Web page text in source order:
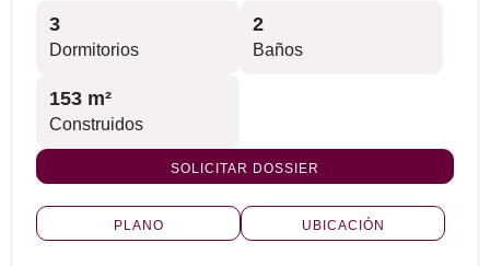
3
Dormitorios
2
Baños
153 m²
Construidos
SOLICITAR DOSSIER
PLANO UBICACIÓN